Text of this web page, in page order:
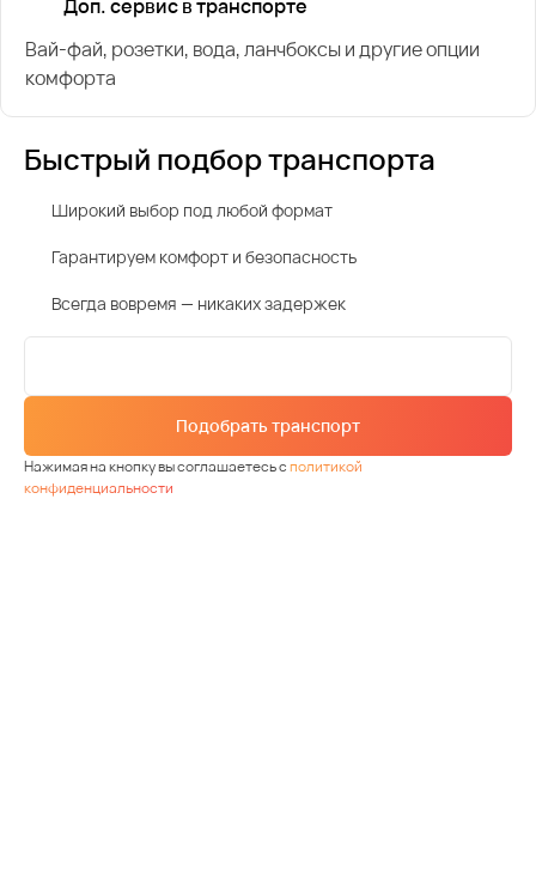
Доп. сервис в транспорте
Вай-фай, розетки, вода, ланчбоксы и другие опции
комфорта
Быстрый подбор транспорта
Широкий выбор под любой формат
Гарантируем комфорт и безопасность
Всегда вовремя — никаких задержек
Подобрать транспорт
Нажимая на кнопку вы соглашаетесь сполитикой
конфиденциальности